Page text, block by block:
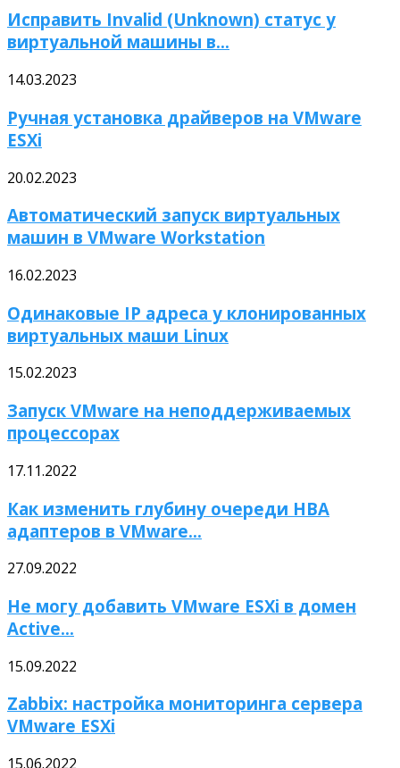
Исправить Invalid (Unknown) статус у
виртуальной машины в...
14.03.2023
Ручная установка драйверов на VMware
ESXi
20.02.2023
Автоматический запуск виртуальных
машин в VMware Workstation
16.02.2023
Одинаковые IP адреса у клонированных
виртуальных маши Linux
15.02.2023
Запуск VMware на неподдерживаемых
процессорах
17.11.2022
Как изменить глубину очереди HBA
адаптеров в VMware...
27.09.2022
Не могу добавить VMware ESXi в домен
Active...
15.09.2022
Zabbix: настройка мониторинга сервера
VMware ESXi
15.06.2022